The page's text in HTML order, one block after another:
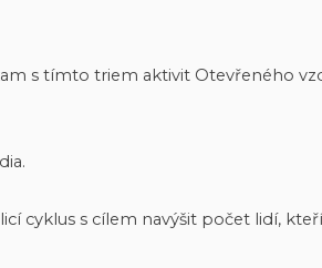
s tímto triem aktivit Otevřeného
cyklus s cílem navýšit počet lidí,